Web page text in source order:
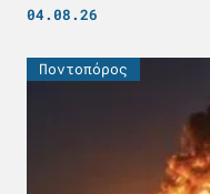
04.08.26
Ποντοπόρος